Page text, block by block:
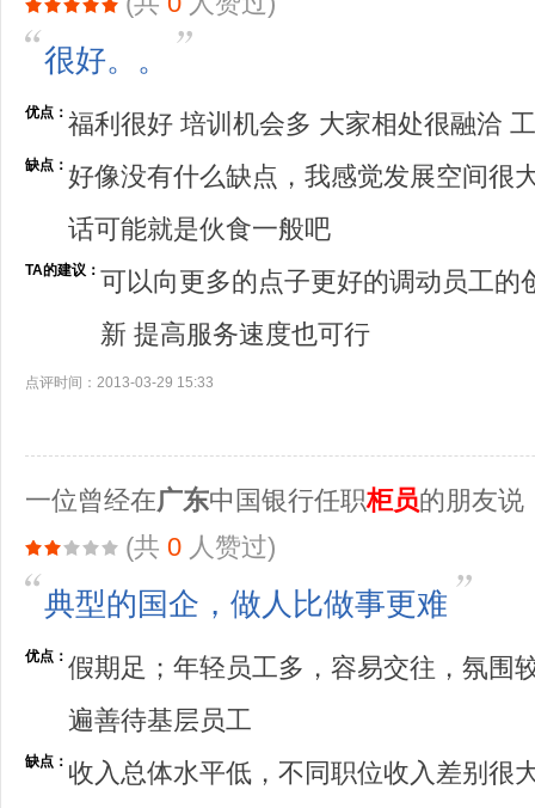
很好。。
优点： 福利很好 培训机会多 大家相处很融洽
缺点： 好像没有什么缺点，我感觉发展空间很
话可能就是伙食一般吧
TA的建议： 可以向更多的点子更好的调动员工的
新 提高服务速度也可行
点评时间：2013-03-29 15:33
一位曾经在广东中国银行任职柜员的朋友说
(共 0 人赞过)
典型的国企，做人比做事更难
优点： 假期足；年轻员工多，容易交往，氛围
遍善待基层员工
缺点： 收入总体水平低，不同职位收入差别很